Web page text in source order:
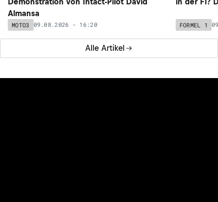
Alle Artikel
Almansa
MOTO3 09.08.2026 - 16:20 FORMEL 1